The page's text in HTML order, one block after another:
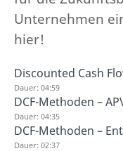
Unternehmen
hier!
Discounted Cash
Dauer: 04:59
DCF-Methoden –
Dauer: 04:35
DCF-Methoden –
Dauer: 02:37